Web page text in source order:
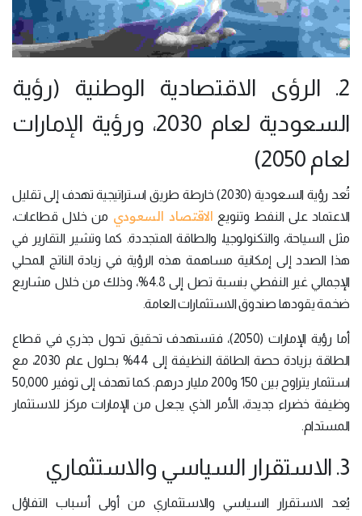
2. الرؤى الاقتصادية الوطنية (رؤية
السعودية لعام 2030، ورؤية الإمارات
لعام 2050)
تُعد رؤية السعودية (2030) خارطة طريق استراتيجية تهدف إلى تقليل
الاعتماد على النفط وتنويع الاقتصاد السعودي من خلال قطاعات،
مثل السياحة، والتكنولوجيا، والطاقة المتجددة. كما وتشير التقارير في
هذا الصدد إلى إمكانية مساهمة هذه الرؤية في زيادة الناتج المحلي
الإجمالي غير النفطي بنسبة تصل إلى 4.8%، وذلك من خلال مشاريع
ضخمة يقودها صندوق الاستثمارات العامة.
أما رؤية الإمارات (2050)، فتستهدف تحقيق تحول جذري في قطاع
الطاقة بزيادة حصة الطاقة النظيفة إلى 44% بحلول عام 2030، مع
استثمار يتراوح بين 150 و200 مليار درهم. كما تهدف إلى توفير 50,000
وظيفة خضراء جديدة، الأمر الذي يجعل من الإمارات مركز للاستثمار
المستدام.
3. الاستقرار السياسي والاستثماري
يُعد الاستقرار السياسي والاستثماري من أولى أسباب التفاؤل